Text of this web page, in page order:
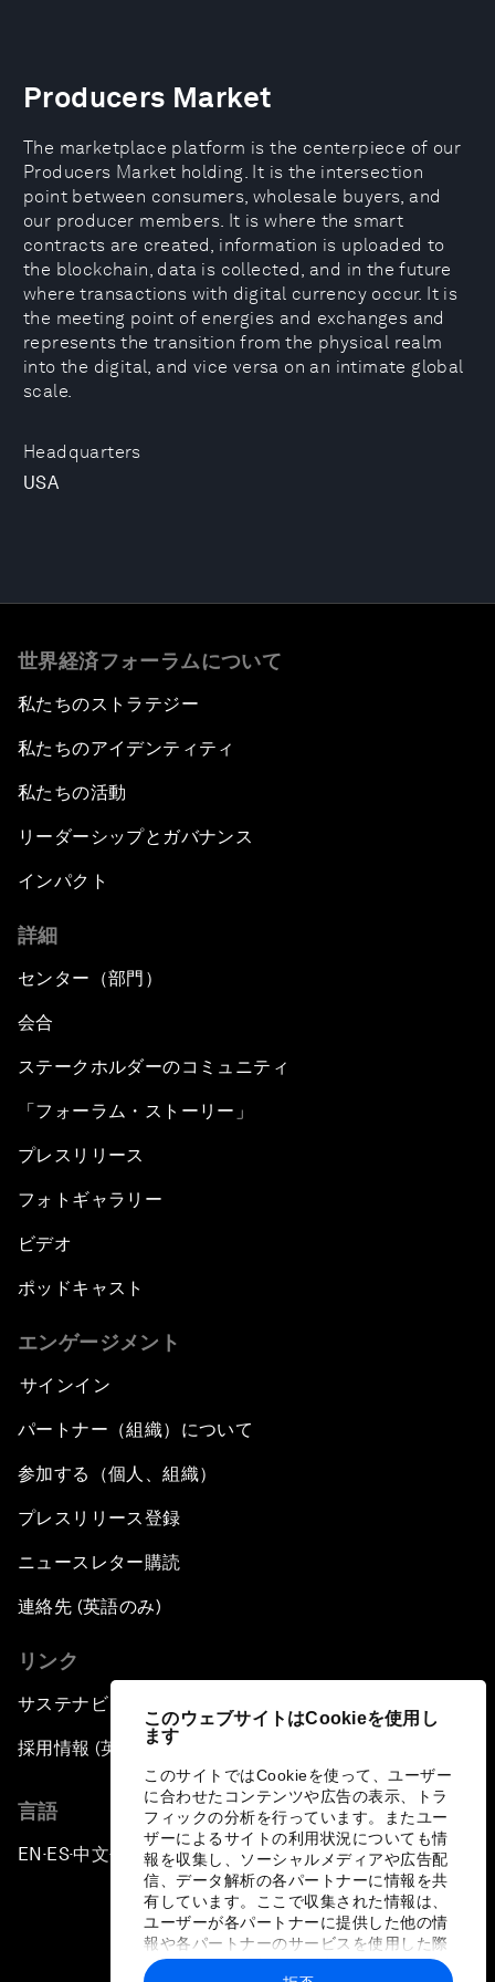
このウェブサイトはCookieを使用し
ます
このサイトではCookieを使って、ユーザー
に合わせたコンテンツや広告の表示、トラ
フィックの分析を行っています。またユー
ザーによるサイトの利用状況についても情
報を収集し、ソーシャルメディアや広告配
信、データ解析の各パートナーに情報を共
有しています。ここで収集された情報は、
ユーザーが各パートナーに提供した他の情
報や各パートナーのサービスを使用した際
に収集された情報と組み合わされ、各パー
Headquarters
USA
Producers Market
The marketplace platform is the centerpiece of our
Producers Market holding. It is the intersection
point between consumers, wholesale buyers, and
our producer members. It is where the smart
contracts are created, information is uploaded to
the blockchain, data is collected, and in the future
where transactions with digital currency occur. It is
the meeting point of energies and exchanges and
represents the transition from the physical realm
into the digital, and vice versa on an intimate global
scale.
世界経済フォーラムについて
私たちのストラテジー
私たちのアイデンティティ
私たちの活動
リーダーシップとガバナンス
インパクト
詳細
センター（部門）
会合
ステークホルダーのコミュニティ
「フォーラム・ストーリー」
プレスリリース
フォトギャラリー
ビデオ
ポッドキャスト
エンゲージメント
サインイン
パートナー（組織）について
参加する（個人、組織）
プレスリリース登録
ニュースレター購読
連絡先 (英語のみ)
リンク
サステナビリティへの取り組み
採用情報 (英語のみ)
言語
EN ▪ES▪中文▪ 日本語